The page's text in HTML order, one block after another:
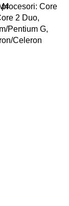
Core
2 Duo,
Pentium G,
Celeron